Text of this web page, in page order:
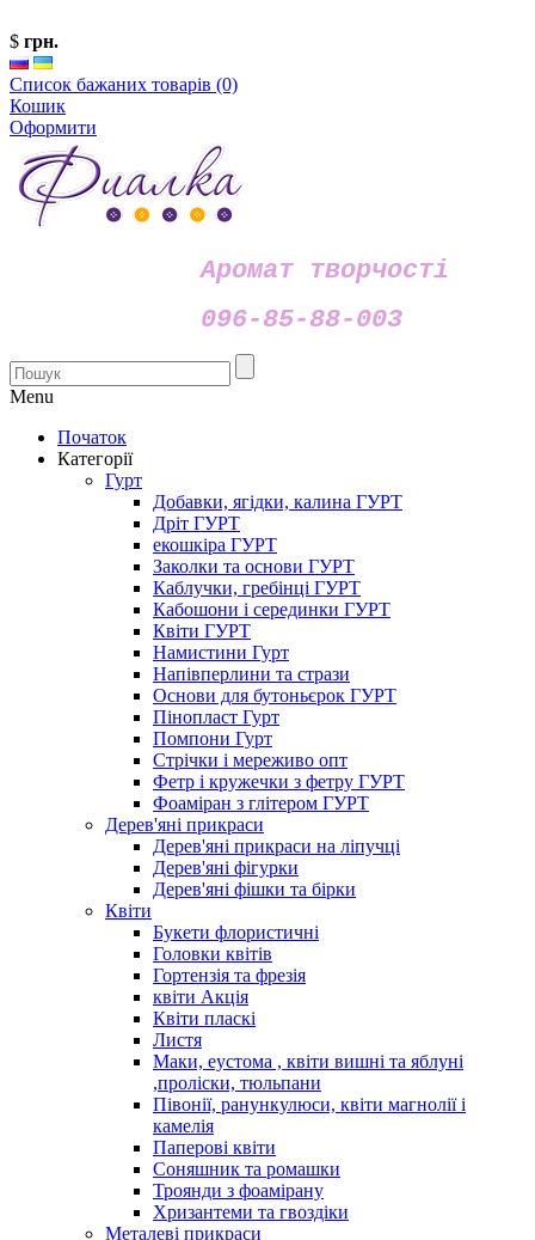
$ грн.
Список бажаних товарів (0)
Кошик
Оформити
Аромат творчості
096-85-88-003
Menu
Початок
Категорії
Гурт
Добавки, ягідки, калина ГУРТ
Дріт ГУРТ
екошкіра ГУРТ
Заколки та основи ГУРТ
Каблучки, гребінці ГУРТ
Кабошони і серединки ГУРТ
Квіти ГУРТ
Намистини Гурт
Напівперлини та стрази
Основи для бутоньєрок ГУРТ
Пінопласт Гурт
Помпони Гурт
Стрічки і мереживо опт
Фетр і кружечки з фетру ГУРТ
Фоаміран з глітером ГУРТ
Дерев'яні прикраси
Дерев'яні прикраси на ліпучці
Дерев'яні фігурки
Дерев'яні фішки та бірки
Квіти
Букети флористичні
Головки квітів
Гортензія та фрезія
квіти Акція
Квіти пласкі
Листя
Маки, еустома , квіти вишні та яблуні
,проліски, тюльпани
Півонії, ранункулюси, квіти магнолії і
камелія
Паперові квіти
Соняшник та ромашки
Троянди з фоамірану
Хризантеми та гвоздіки
Металеві прикраси